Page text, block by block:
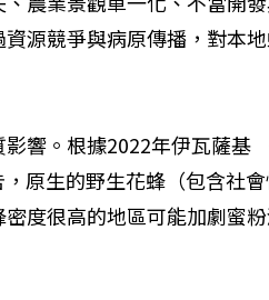
源競爭與病原傳播，對本
響。根據2022年伊瓦薩基
原生的野生花蜂（包含社
度很高的地區可能加劇蜜